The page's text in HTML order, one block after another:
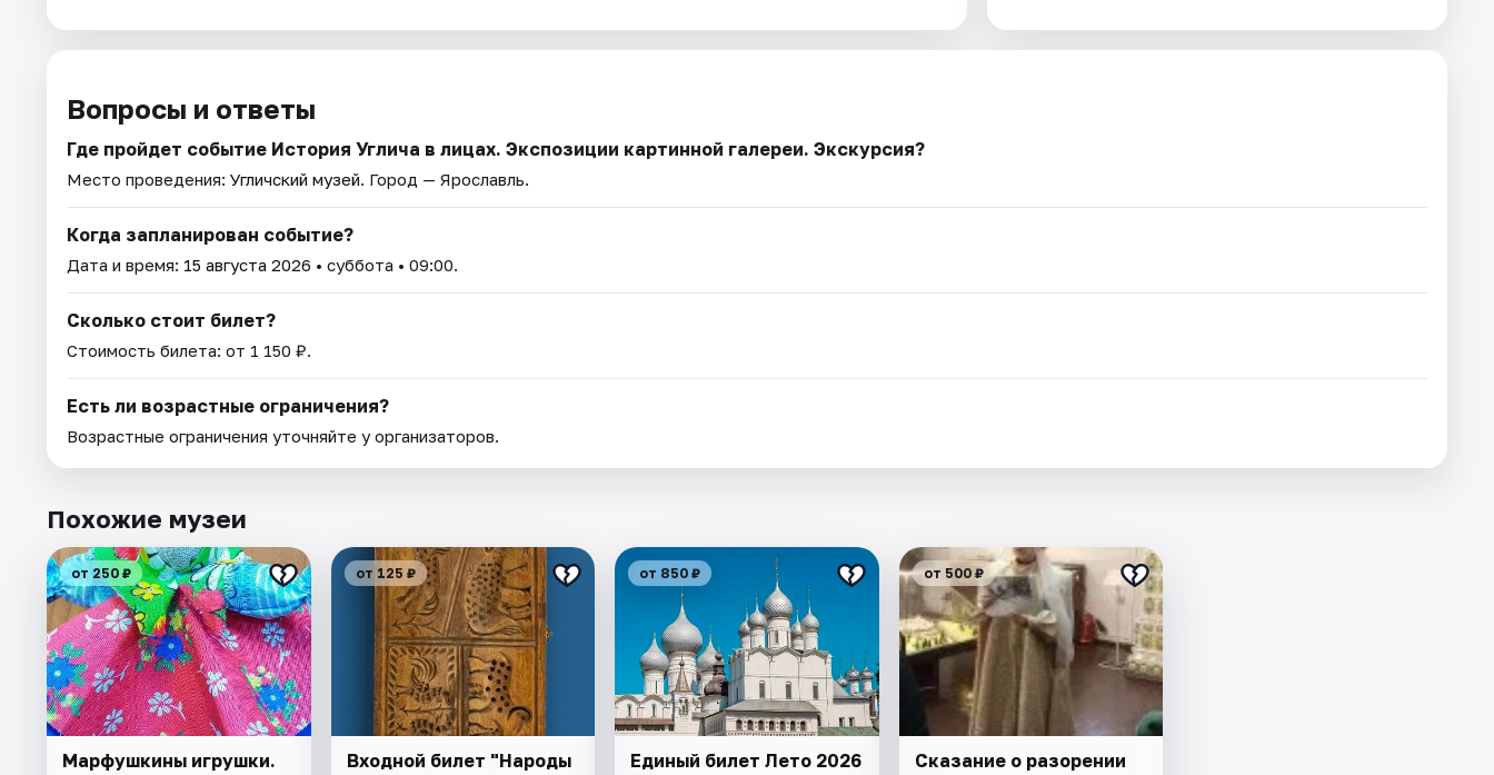
Вопросы и ответы
Где пройдет событие История Углича в лицах. Экспозиции картинной галереи. Экскурсия?
Место проведения: Угличский музей. Город — Ярославль.
Когда запланирован событие?
Дата и время: 15 августа 2026 • суббота • 09:00.
Сколько стоит билет?
Стоимость билета: от 1 150 ₽.
Есть ли возрастные ограничения?
Возрастные ограничения уточняйте у организаторов.
Похожие музеи
от 250 ₽
Марфушкины игрушки.
от 125 ₽
Входной билет "Народы
от 850 ₽
Единый билет Лето 2026
от 500 ₽
Сказание о разорении